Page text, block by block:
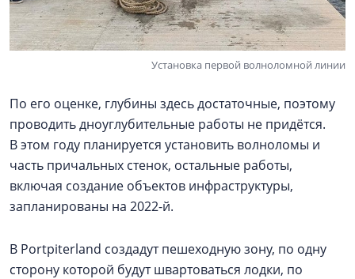
Установка первой волноломной линии
По его оценке, глубины здесь достаточные, поэтому
проводить дноуглубительные работы не придётся.
В этом году планируется установить волноломы и
часть причальных стенок, остальные работы,
включая создание объектов инфраструктуры,
запланированы на 2022-й.
В Portpiterland создадут пешеходную зону, по одну
сторону которой будут швартоваться лодки, по